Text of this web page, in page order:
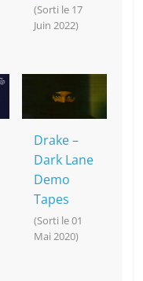
(Sorti le 17
Juin 2022)
Drake –
Dark Lane
Demo
Tapes
(Sorti le 01
Mai 2020)